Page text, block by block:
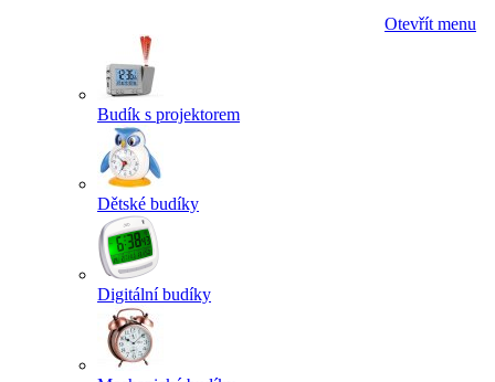
Otevřít menu
Budík s projektorem
Dětské budíky
Digitální budíky